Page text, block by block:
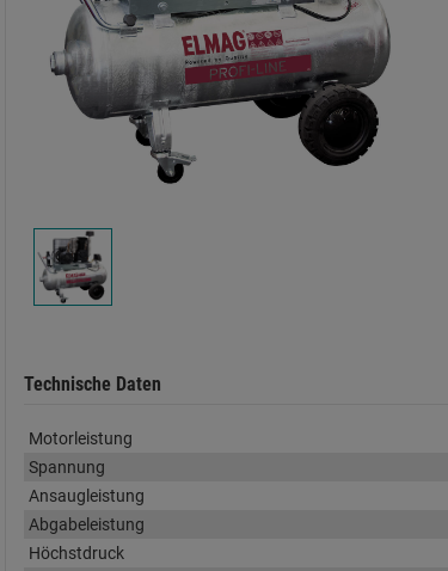
Technische Daten
Motorleistung
Spannung
Ansaugleistung
Abgabeleistung
Höchstdruck